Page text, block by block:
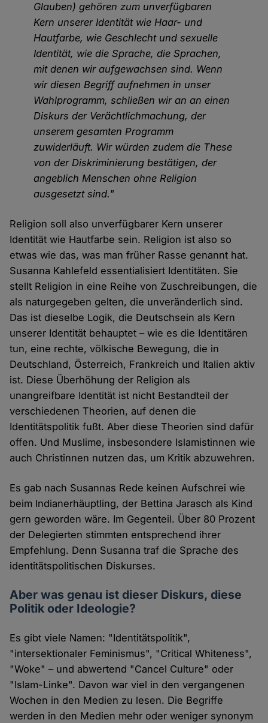
Glauben) gehören zum unverfügbaren
Kern unserer Identität wie Haar- und
Hautfarbe, wie Geschlecht und sexuelle
Identität, wie die Sprache, die Sprachen,
mit denen wir aufgewachsen sind. Wenn
wir diesen Begriff aufnehmen in unser
Wahlprogramm, schließen wir an an einen
Diskurs der Verächtlichmachung, der
unserem gesamten Programm
zuwiderläuft. Wir würden zudem die These
von der Diskriminierung bestätigen, der
angeblich Menschen ohne Religion
ausgesetzt sind."
Religion soll also unverfügbarer Kern unserer
Identität wie Hautfarbe sein. Religion ist also so
etwas wie das, was man früher Rasse genannt hat.
Susanna Kahlefeld essentialisiert Identitäten. Sie
stellt Religion in eine Reihe von Zuschreibungen, die
als naturgegeben gelten, die unveränderlich sind.
Das ist dieselbe Logik, die Deutschsein als Kern
unserer Identität behauptet – wie es die Identitären
tun, eine rechte, völkische Bewegung, die in
Deutschland, Österreich, Frankreich und Italien aktiv
ist. Diese Überhöhung der Religion als
unangreifbare Identität ist nicht Bestandteil der
verschiedenen Theorien, auf denen die
Identitätspolitik fußt. Aber diese Theorien sind dafür
offen. Und Muslime, insbesondere Islamistinnen wie
auch Christinnen nutzen das, um Kritik abzuwehren.
Es gab nach Susannas Rede keinen Aufschrei wie
beim Indianerhäuptling, der Bettina Jarasch als Kind
gern geworden wäre. Im Gegenteil. Über 80 Prozent
der Delegierten stimmten entsprechend ihrer
Empfehlung. Denn Susanna traf die Sprache des
identitätspolitischen Diskurses.
Aber was genau ist dieser Diskurs, diese
Politik oder Ideologie?
Es gibt viele Namen: "Identitätspolitik",
"intersektionaler Feminismus", "Critical Whiteness",
"Woke" – und abwertend "Cancel Culture" oder
"Islam-Linke". Davon war viel in den vergangenen
Wochen in den Medien zu lesen. Die Begriffe
werden in den Medien mehr oder weniger synonym